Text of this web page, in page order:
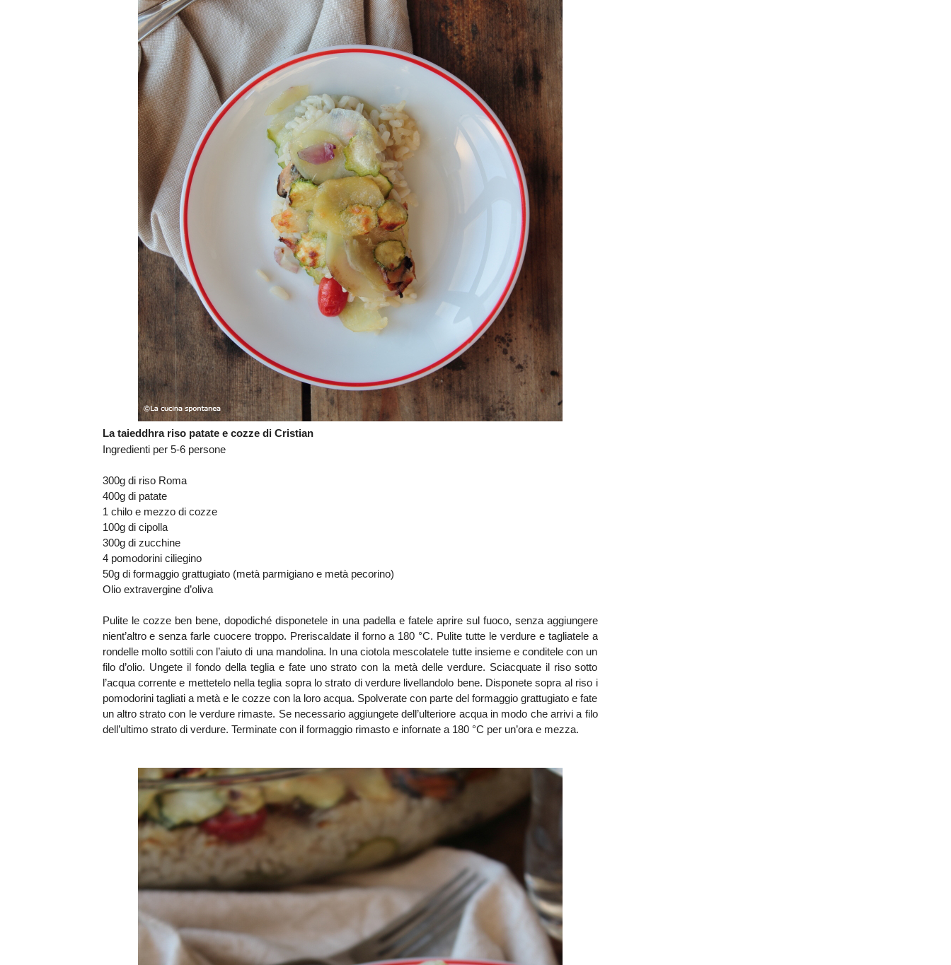
La taieddhra riso patate e cozze di Cristian
Ingredienti per 5-6 persone
300g di riso Roma
400g di patate
1 chilo e mezzo di cozze
100g di cipolla
300g di zucchine
4 pomodorini ciliegino
50g di formaggio grattugiato (metà parmigiano e metà pecorino)
Olio extravergine d’oliva
Pulite le cozze ben bene, dopodiché disponetele in una padella e fatele aprire sul fuoco, senza aggiungere
nient’altro e senza farle cuocere troppo. Preriscaldate il forno a 180 °C. Pulite tutte le verdure e tagliatele a
rondelle molto sottili con l’aiuto di una mandolina. In una ciotola mescolatele tutte insieme e conditele con un
filo d’olio. Ungete il fondo della teglia e fate uno strato con la metà delle verdure. Sciacquate il riso sotto
l’acqua corrente e mettetelo nella teglia sopra lo strato di verdure livellandolo bene. Disponete sopra al riso i
pomodorini tagliati a metà e le cozze con la loro acqua. Spolverate con parte del formaggio grattugiato e fate
un altro strato con le verdure rimaste. Se necessario aggiungete dell’ulteriore acqua in modo che arrivi a filo
dell’ultimo strato di verdure. Terminate con il formaggio rimasto e infornate a 180 °C per un’ora e mezza.